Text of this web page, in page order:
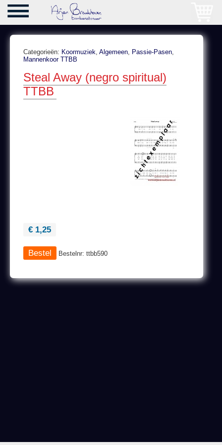
Categorieën: Koormuziek, Algemeen, Passie-Pasen,
Mannenkoor TTBB
Steal Away (negro spiritual)
TTBB
€ 1,25
Bestelnr: ttbb590